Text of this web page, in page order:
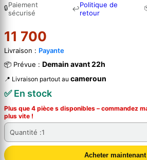
🔒Paiement
sécurisé
↩Politique de
retour
11 700
Livraison : Payante
📦 Prévue : Demain avant 22h
📍 Livraison partout au cameroun
✅ En stock
Plus que 4 pièce s disponibles – commandez
plus vite !
Quantité :1
Acheter maintenant